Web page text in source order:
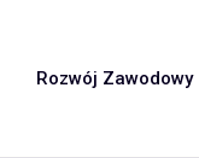
Rozwój Zawodowy